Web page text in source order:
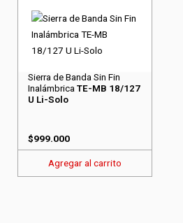
Sierra de Banda Sin Fin
Inalámbrica TE-MB 18/127
U Li-Solo
$999.000
Agregar al carrito